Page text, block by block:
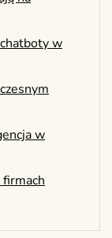
w
w
firmach